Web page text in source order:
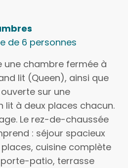
de 6 personnes
une chambre fermée à
lit (Queen), ainsi que
sur une
lit à deux places chacun.
Le rez-de-chaussée
: séjour spacieux
cuisine complète
patio, terrasse